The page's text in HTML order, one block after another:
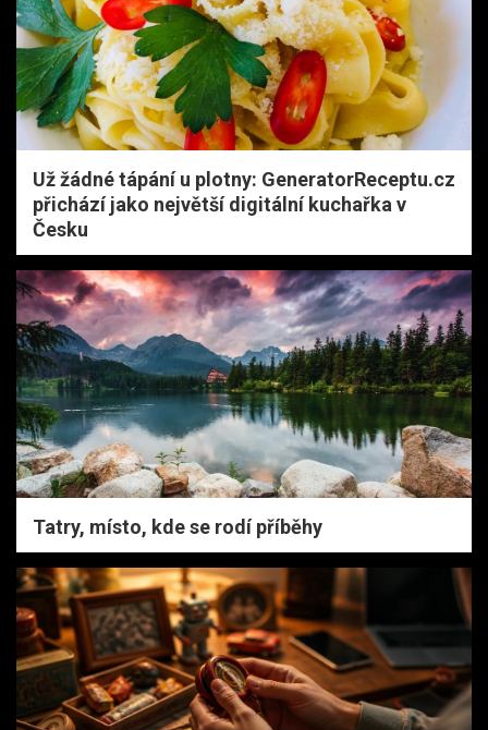
Už žádné tápání u plotny: GeneratorReceptu.cz
přichází jako největší digitální kuchařka v
Česku
Tatry, místo, kde se rodí příběhy